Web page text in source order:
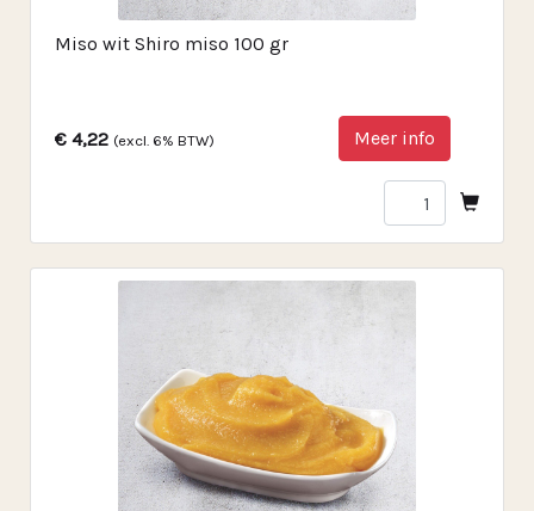
Miso wit Shiro miso 100 gr
€ 4,22 (excl. 6% BTW) Meer info